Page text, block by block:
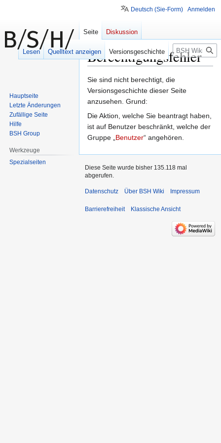
Berechtigungsfehler
Zur
Navigation
springen
Zur
Suche
springen
Sie sind nicht berechtigt, die
Versionsgeschichte dieser Seite
anzusehen. Grund:
Die Aktion, welche Sie beantragt haben,
ist auf Benutzer beschränkt, welche der
Gruppe „Benutzer“ angehören.
Deutsch (Sie-Form) Anmelden
Seite Diskussion
Lesen Quelltext anzeigen Versionsgeschichte Suche
Hauptseite
Letzte Änderungen
Zufällige Seite
Hilfe
BSH Group
Werkzeuge
Spezialseiten
Diese Seite wurde bisher 135.118 mal
abgerufen.
Datenschutz Über BSH Wiki Impressum
Barrierefreiheit Klassische Ansicht